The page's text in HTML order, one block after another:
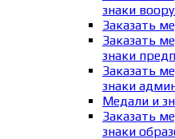
знаки
Заказать
Заказать
знаки
Заказать
знаки
Медали и
Заказать
знаки